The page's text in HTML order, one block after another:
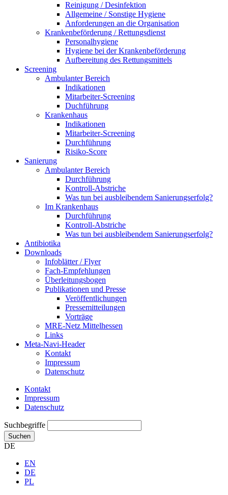
Reinigung / Desinfektion
Allgemeine / Sonstige Hygiene
Anforderungen an die Organisation
Krankenbeförderung / Rettungsdienst
Personalhygiene
Hygiene bei der Krankenbeförderung
Aufbereitung des Rettungsmittels
Screening
Ambulanter Bereich
Indikationen
Mitarbeiter-Screening
Duchführung
Krankenhaus
Indikationen
Mitarbeiter-Screening
Durchführung
Risiko-Score
Sanierung
Ambulanter Bereich
Durchführung
Kontroll-Abstriche
Was tun bei ausbleibendem Sanierungserfolg?
Im Krankenhaus
Durchführung
Kontroll-Abstriche
Was tun bei ausbleibendem Sanierungserfolg?
Antibiotika
Downloads
Infoblätter / Flyer
Fach-Empfehlungen
Überleitungsbogen
Publikationen und Presse
Veröffentlichungen
Pressemitteilungen
Vorträge
MRE-Netz Mittelhessen
Links
Meta-Navi-Header
Kontakt
Impressum
Datenschutz
Kontakt
Impressum
Datenschutz
Suchbegriffe
Suchen
DE
EN
DE
PL